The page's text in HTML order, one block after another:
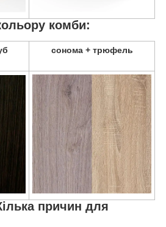
комби:
сонома + трюфель
для